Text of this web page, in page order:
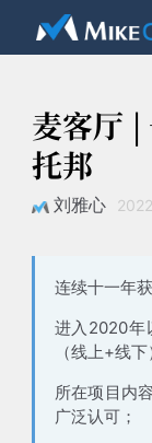
麦客厅 |
托邦
刘雅心
连续十一年
进入2020年
（线上+线下
所在项目内
广泛认可；